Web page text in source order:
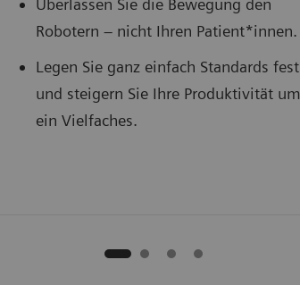
Überlassen Sie die Bewegung den
Robotern – nicht Ihren Patient*innen.
Legen Sie ganz einfach Standards fest
und steigern Sie Ihre Produktivität um
ein Vielfaches.